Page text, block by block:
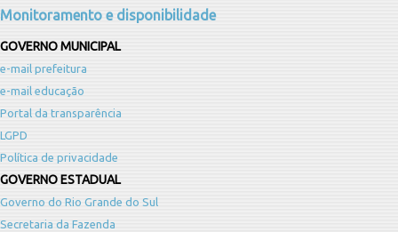
Monitoramento e disponibilidade
GOVERNO MUNICIPAL
e-mail prefeitura
e-mail educação
Portal da transparência
LGPD
Política de privacidade
GOVERNO ESTADUAL
Governo do Rio Grande do Sul
Secretaria da Fazenda